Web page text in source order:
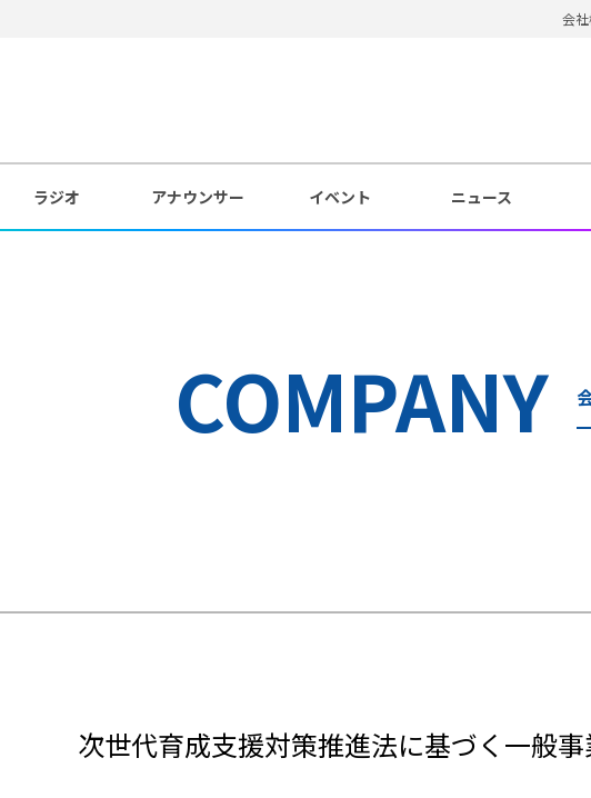
会
ラジオ アナウンサー イベント ニュース
COMPANY
次世代育成支援対策推進法に基づく 一般